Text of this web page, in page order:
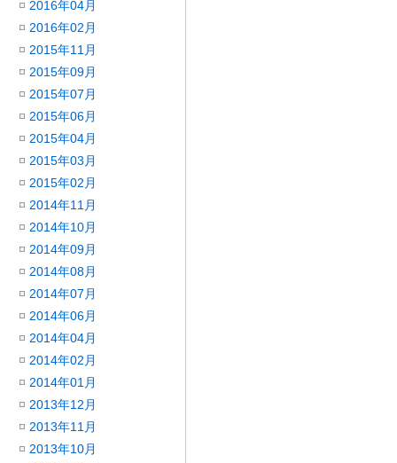
2016年04月
2016年02月
2015年11月
2015年09月
2015年07月
2015年06月
2015年04月
2015年03月
2015年02月
2014年11月
2014年10月
2014年09月
2014年08月
2014年07月
2014年06月
2014年04月
2014年02月
2014年01月
2013年12月
2013年11月
2013年10月